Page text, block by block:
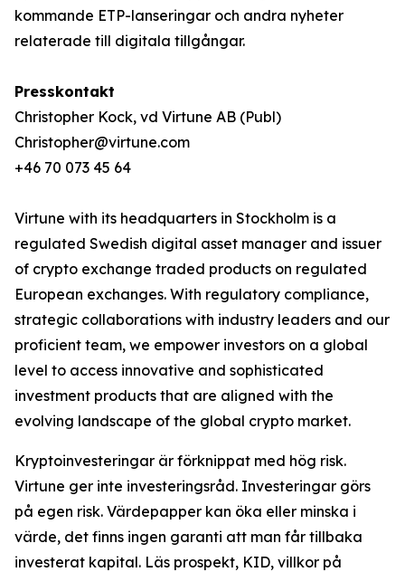
kommande ETP-lanseringar och andra nyheter
relaterade till digitala tillgångar.
Presskontakt
Christopher Kock, vd Virtune AB (Publ)
Christopher@virtune.com
+46 70 073 45 64
Virtune with its headquarters in Stockholm is a
regulated Swedish digital asset manager and issuer
of crypto exchange traded products on regulated
European exchanges. With regulatory compliance,
strategic collaborations with industry leaders and our
proficient team, we empower investors on a global
level to access innovative and sophisticated
investment products that are aligned with the
evolving landscape of the global crypto market.
Kryptoinvesteringar är förknippat med hög risk.
Virtune ger inte investeringsråd. Investeringar görs
på egen risk. Värdepapper kan öka eller minska i
värde, det finns ingen garanti att man får tillbaka
investerat kapital. Läs prospekt, KID, villkor på